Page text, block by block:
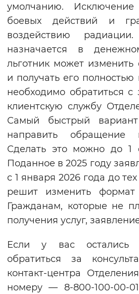
умолчанию.
боевых действий и
воздействию
назначается в
льготник может изменить
и получать его
необходимо обратиться
клиентскую службу
Самый быстрый
направить обращение
Сделать это можно до 1
Поданное в 2025 году
с 1 января 2026 года до
решит изменить формат
Гражданам, которые не
получения услуг,
Если у вас остались
обратиться за
контакт-центра
номеру — 8-800-100-00-